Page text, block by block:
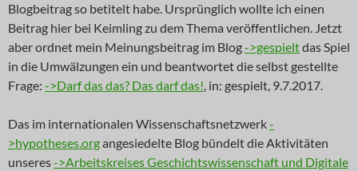
Blogbeitrag so betitelt habe. Ursprünglich wollte ich einen
Beitrag hier bei Keimling zu dem Thema veröffentlichen. Jetzt
aber ordnet mein Meinungsbeitrag im Blog->gespieltdas Spiel
in die Umwälzungen ein und beantwortet die selbst gestellte
Frage: ->Darf das das? Das darf das!, in: gespielt, 9.7.2017.
Das im internationalen Wissenschaftsnetzwerk-
>hypotheses.organgesiedelte Blog bündelt die Aktivitäten
unseres->Arbeitskreises Geschichtswissenschaft und Digitale